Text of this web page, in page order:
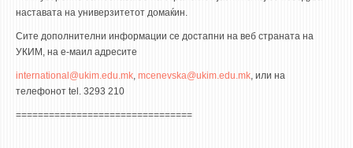
наставата на универзитетот домаќин.
Сите дополнителни информации се достапни на веб страната на
УКИМ, на е-маил адресите
international@ukim.edu.mk, mcenevska@ukim.edu.mk, или на
телефонот tel. 3293 210
================================